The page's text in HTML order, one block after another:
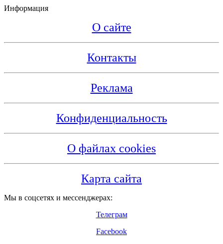
Информация
О сайте
Контакты
Реклама
Конфиденциальность
О файлах cookies
Карта сайта
Мы в соцсетях и мессенджерах:
Телеграм
Facebook